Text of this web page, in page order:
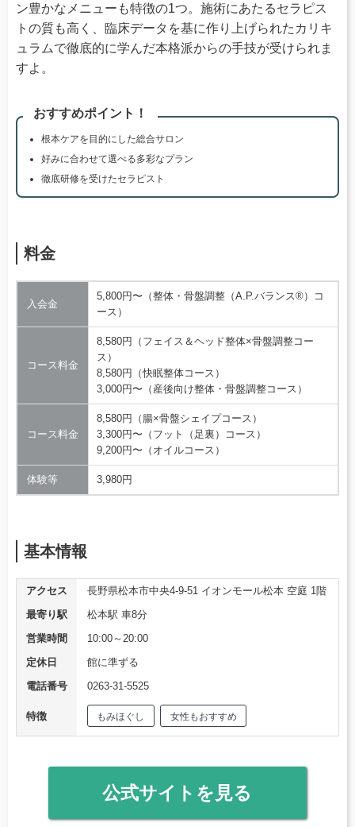
ン豊かなメニューも特徴の1つ。施術にあたるセラピス
トの質も高く、臨床データを基に作り上げられたカリキ
ュラムで徹底的に学んだ本格派からの手技が受けられま
すよ。
おすすめポイント！
根本ケアを目的にした総合サロン
好みに合わせて選べる多彩なプラン
徹底研修を受けたセラピスト
料金
入会金
5,800円〜（整体・骨盤調整（A.P.バランス®）コ
ース）
コース料金
8,580円（フェイス＆ヘッド整体×骨盤調整コー
ス）
8,580円（快眠整体コース）
3,000円〜（産後向け整体・骨盤調整コース）
コース料金
8,580円（腸×骨盤シェイプコース）
3,300円〜（フット（足裏）コース）
9,200円〜（オイルコース）
体験等 3,980円
基本情報
アクセス
長野県松本市中央4-9-51 イオンモール松本 空庭 1階
最寄り駅
松本駅 車8分
営業時間
10:00～20:00
定休日
館に準ずる
電話番号
0263-31-5525
特徴 もみほぐし 女性もおすすめ
公式サイトを見る